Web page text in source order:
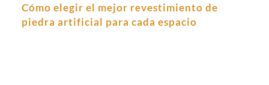
Cómo elegir el mejor revestimiento de
piedra artificial para cada espacio